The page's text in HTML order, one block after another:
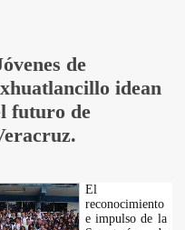
de
idean
futuro de
El
reconocimiento
e impulso de la